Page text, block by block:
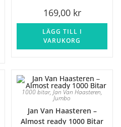
169,00 kr
LÄGG TILL I
VARUKORG
1000 bitar, Jan Van Haasteren,
Jumbo
Jan Van Haasteren –
Almost ready 1000 Bitar